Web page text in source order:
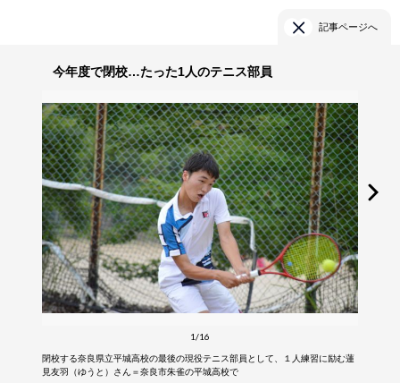
記事ページへ
今年度で閉校…たった1人のテニス部員
1/16
閉校する奈良県立平城高校の最後の現役テニス部員として、１人練習に励む蓮
見友羽（ゆうと）さん＝奈良市朱雀の平城高校で